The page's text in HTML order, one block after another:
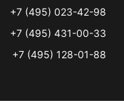
+7 (495) 023-42-98
+7 (495) 431-00-33
+7 (495) 128-01-88